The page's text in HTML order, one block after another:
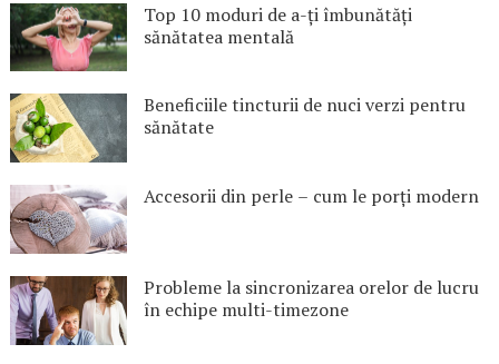
Top 10 moduri de a-ți îmbunătăți
sănătatea mentală
Beneficiile tincturii de nuci verzi pentru
sănătate
Accesorii din perle – cum le porți modern
Probleme la sincronizarea orelor de lucru
în echipe multi-timezone